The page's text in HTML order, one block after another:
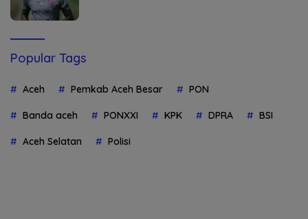
Popular Tags
Aceh Pemkab Aceh Besar PON
Banda aceh PONXXI KPK DPRA BSI
Aceh Selatan Polisi